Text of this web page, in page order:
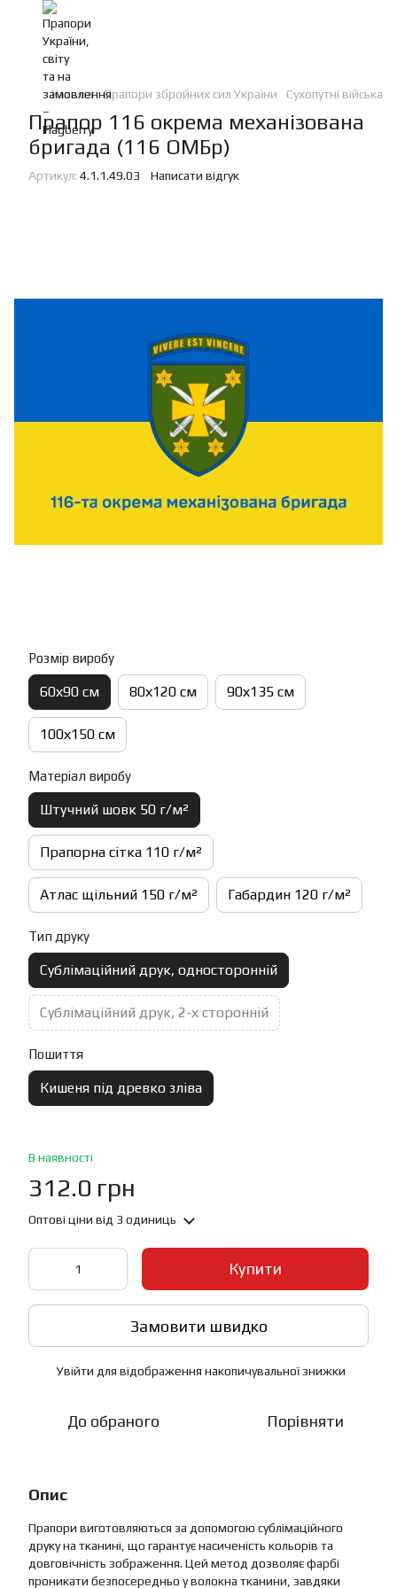
Каталог Прапори збройних сил України Сухопутні війська
Прапор 116 окрема механізована
бригада (116 ОМБр)
Артикул: 4.1.1.49.03 Написати відгук
Розмір виробу
60х90 см 80х120 см 90х135 см
100х150 см
Матеріал виробу
Штучний шовк 50 г/м²
Прапорна сітка 110 г/м²
Атлас щільний 150 г/м² Габардин 120 г/м²
Тип друку
Сублімаційний друк, односторонній
Сублімаційний друк, 2-х сторонній
Пошиття
Кишеня під древко зліва
В наявності
312.0 грн
Оптові ціни від 3 одиниць
Купити
Замовити швидко
Увійти для відображення накопичувальної знижки
До обраного Порівняти
Опис
Прапори виготовляються за допомогою сублімаційного
друку на тканині, що гарантує насиченість кольорів та
довговічність зображення. Цей метод дозволяє фарбі
проникати безпосередньо у волокна тканини, завдяки